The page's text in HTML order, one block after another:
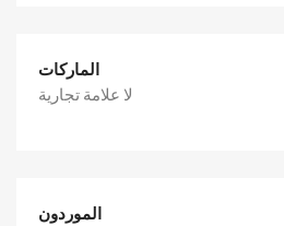
الماركات
لا علامة تجارية
الموردون